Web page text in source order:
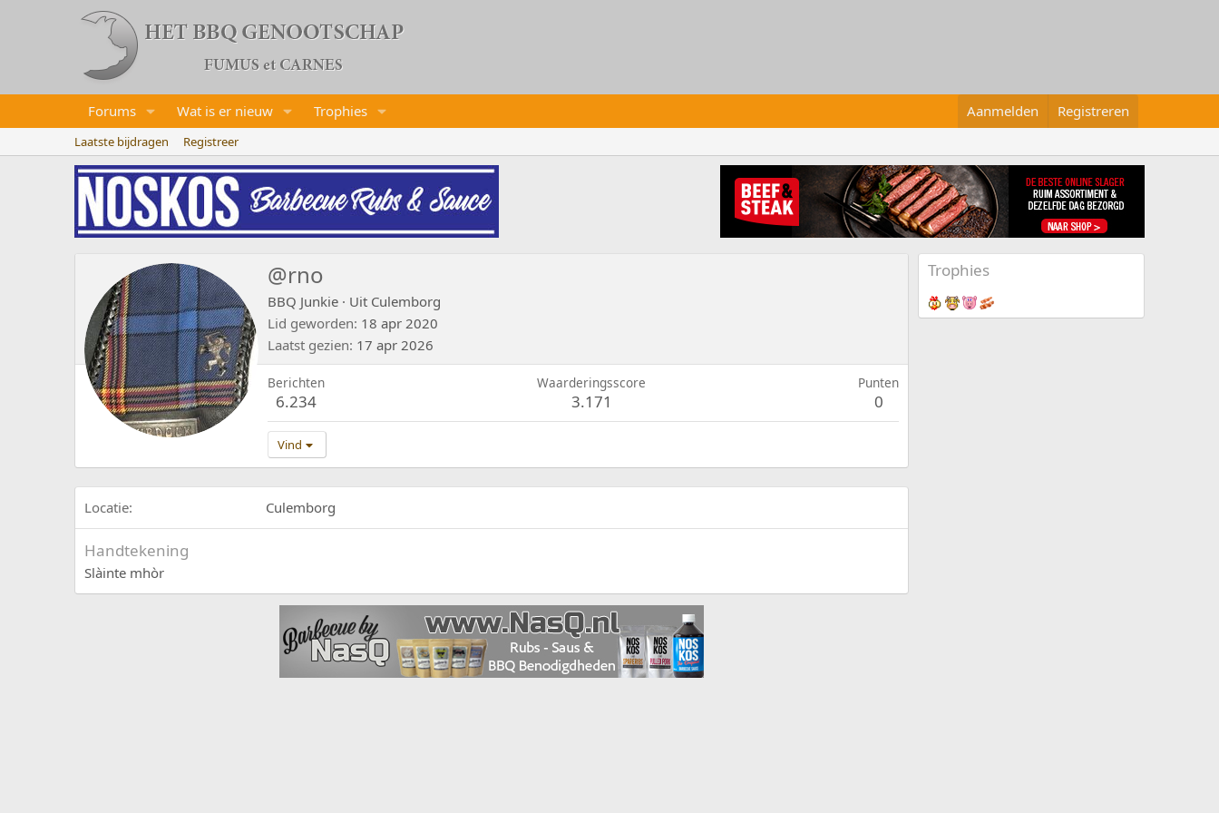
Forums Wat is er nieuw Trophies Aanmelden Registreren
Laatste bijdragen Registreer
@rno
BBQ Junkie · Uit Culemborg
Lid geworden 18 apr 2020
Laatst gezien 17 apr 2026
Berichten
6.234
Waarderingsscore
3.171
Punten
0
Vind
Locatie Culemborg
Handtekening
Slàinte mhòr
Trophies